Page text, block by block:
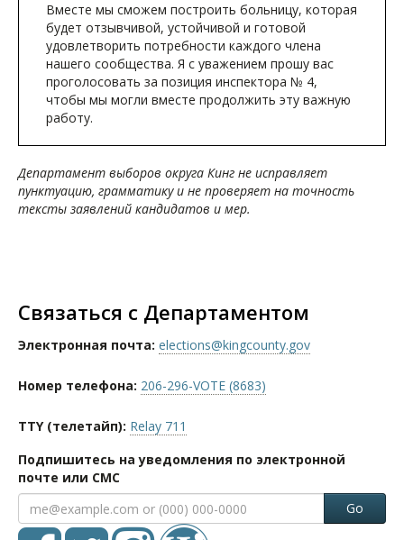
Вместе мы сможем построить больницу, которая
будет отзывчивой, устойчивой и готовой
удовлетворить потребности каждого члена
нашего сообщества. Я с уважением прошу вас
проголосовать за позиция инспектора № 4,
чтобы мы могли вместе продолжить эту важную
работу.
Департамент выборов округа Кинг не исправляет
пунктуацию, грамматику и не проверяет на точность
тексты заявлений кандидатов и мер.
Связаться с Департаментом
Электронная почта: elections@kingcounty.gov
Номер телефона: 206-296-VOTE (8683)
TTY (телетайп): Relay 711
Подпишитесь на уведомления по электронной
почте или СМС
Go